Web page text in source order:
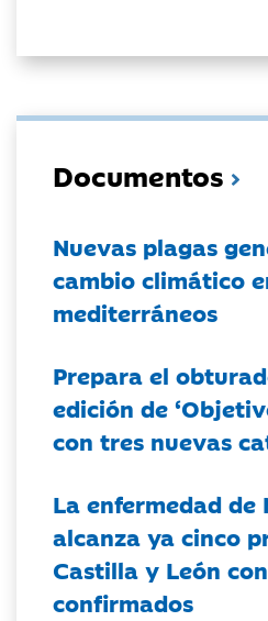
Documentos
Nuevas plagas
cambio climático
mediterráneos
Prepara el
edición de
con tres nuevas
La enfermedad de
alcanza ya cinco
Castilla y León
confirmados